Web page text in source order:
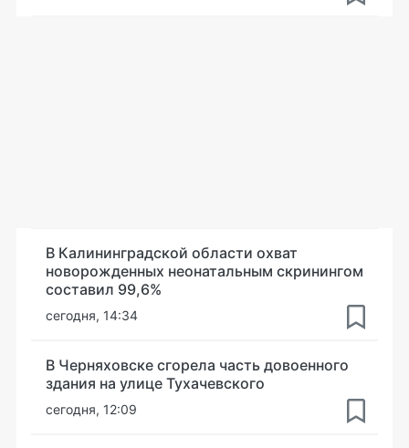
В Калининградской области охват
новорожденных неонатальным скринингом
составил 99,6%
сегодня, 14:34
В Черняховске сгорела часть довоенного
здания на улице Тухачевского
сегодня, 12:09